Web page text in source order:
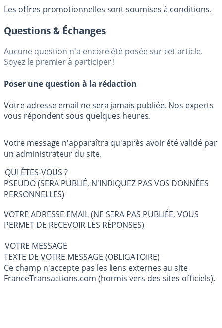
Les offres promotionnelles sont soumises à conditions.
Questions & Échanges
Aucune question n'a encore été posée sur cet article.
Soyez le premier à participer !
Poser une question à la rédaction
Votre adresse email ne sera jamais publiée. Nos experts
vous répondent sous quelques heures.
Votre message n'apparaîtra qu'après avoir été validé par
un administrateur du site.
QUI ÊTES-VOUS ?
PSEUDO (SERA PUBLIÉ, N'INDIQUEZ PAS VOS DONNÉES
PERSONNELLES)
VOTRE ADRESSE EMAIL (NE SERA PAS PUBLIÉE, VOUS
PERMET DE RECEVOIR LES RÉPONSES)
VOTRE MESSAGE
TEXTE DE VOTRE MESSAGE (OBLIGATOIRE)
Ce champ n'accepte pas les liens externes au site
FranceTransactions.com (hormis vers des sites officiels).